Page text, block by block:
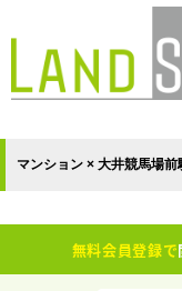
マンション × 大井競馬場
無料会員登録で